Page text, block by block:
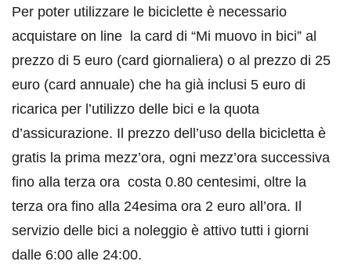
Per poter utilizzare le biciclette è necessario
acquistare on line la card di “Mi muovo in bici” al
prezzo di 5 euro (card giornaliera) o al prezzo di 25
euro (card annuale) che ha già inclusi 5 euro di
ricarica per l’utilizzo delle bici e la quota
d’assicurazione. Il prezzo dell’uso della bicicletta è
gratis la prima mezz’ora, ogni mezz’ora successiva
fino alla terza ora costa 0.80 centesimi, oltre la
terza ora fino alla 24esima ora 2 euro all’ora. Il
servizio delle bici a noleggio è attivo tutti i giorni
dalle 6:00 alle 24:00.